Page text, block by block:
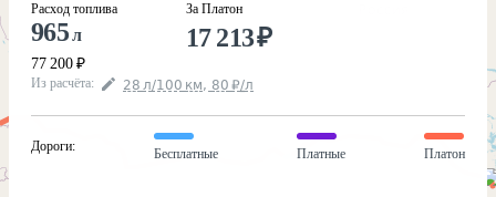
Расход топлива
965л
77 200 ₽
За Платон
17 213₽
Из расчёта: 28 л/100 км, 80 ₽/л
Дороги:
Бесплатные Платные Платон